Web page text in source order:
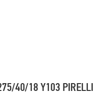
40/18 Y103 PIRELLI